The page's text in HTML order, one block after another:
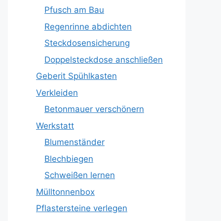
Pfusch am Bau
Regenrinne abdichten
Steckdosensicherung
Doppelsteckdose anschließen
Geberit Spühlkasten
Verkleiden
Betonmauer verschönern
Werkstatt
Blumenständer
Blechbiegen
Schweißen lernen
Mülltonnenbox
Pflastersteine verlegen